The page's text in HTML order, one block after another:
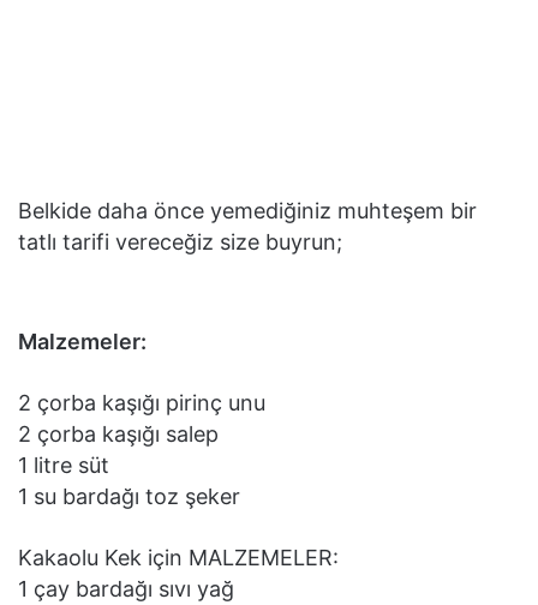
Belkide daha önce yemediğiniz muhteşem bir
tatlı tarifi vereceğiz size buyrun;
Malzemeler:
2 çorba kaşığı pirinç unu
2 çorba kaşığı salep
1 litre süt
1 su bardağı toz şeker
Kakaolu Kek için MALZEMELER:
1 çay bardağı sıvı yağ